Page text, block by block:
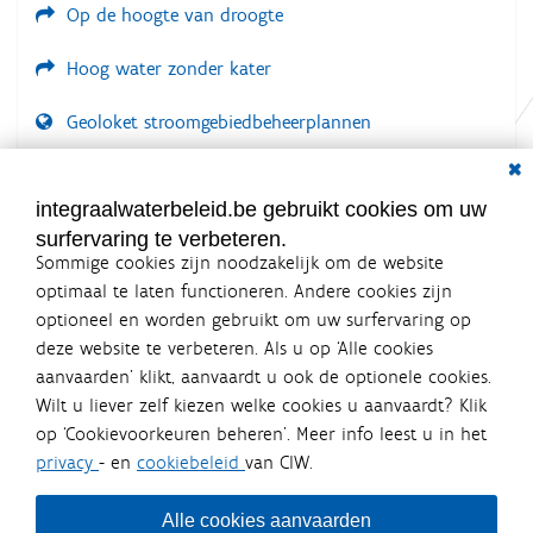
e
g
w
e
e
a
v
v
a
n
e
a
f
b
e
e
l
d
Op de hoogte van droogte
Hoog water zonder kater
Geoloket stroomgebiedbeheerplannen
LOGIN VEREIST
integraalwaterbeleid.be gebruikt cookies om uw
surfervaring te verbeteren.
Sommige cookies zijn noodzakelijk om de website
optimaal te laten functioneren. Andere cookies zijn
optioneel en worden gebruikt om uw surfervaring op
deze website te verbeteren. Als u op ‘Alle cookies
aanvaarden’ klikt, aanvaardt u ook de optionele cookies.
Wilt u liever zelf kiezen welke cookies u aanvaardt? Klik
op ‘Cookievoorkeuren beheren’. Meer info leest u in het
privacy - en cookiebeleid van CIW.
Alle cookies aanvaarden
Integraalwaterbeleid.be is een
officiële website van de Vlaamse
overheid
uitgegeven door Coördinatiecommissie Integraal
Waterbeleid
De Coördinatiecommissie Integraal Waterbeleid (CIW) is een
waterbedrijven nemen deel aan het overleg. Deze